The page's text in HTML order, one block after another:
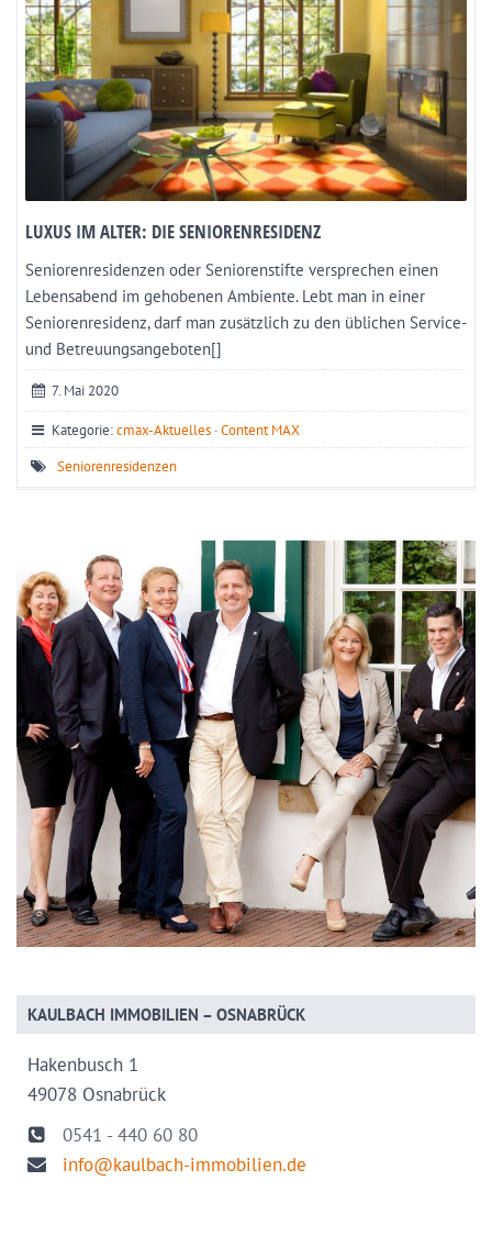
LUXUS IM ALTER: DIE SENIORENRESIDENZ
Seniorenresidenzen oder Seniorenstifte versprechen einen
Lebensabend im gehobenen Ambiente. Lebt man in einer
Seniorenresidenz, darf man zusätzlich zu den üblichen Service-
und Betreuungsangeboten[]
7. Mai 2020
Kategorie:cmax-Aktuelles ·Content MAX
Seniorenresidenzen
KAULBACH IMMOBILIEN – OSNABRÜCK
Hakenbusch 1
49078 Osnabrück
0541 - 440 60 80
info@kaulbach-immobilien.de